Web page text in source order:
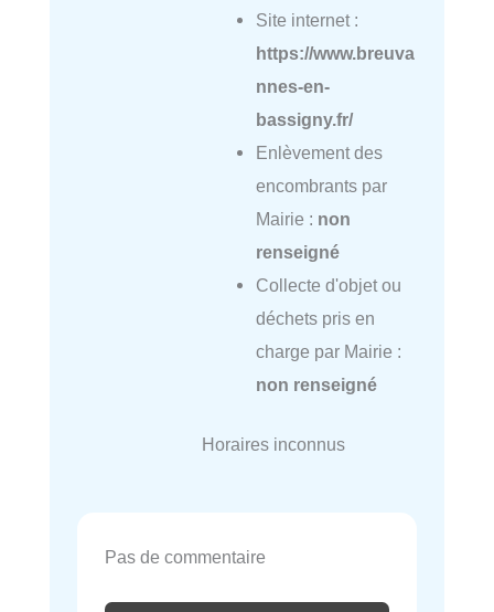
Site internet :
https://www.breuva
nnes-en-
bassigny.fr/
Enlèvement des
encombrants par
Mairie : non
renseigné
Collecte d'objet ou
déchets pris en
charge par Mairie :
non renseigné
Horaires inconnus
Pas de commentaire